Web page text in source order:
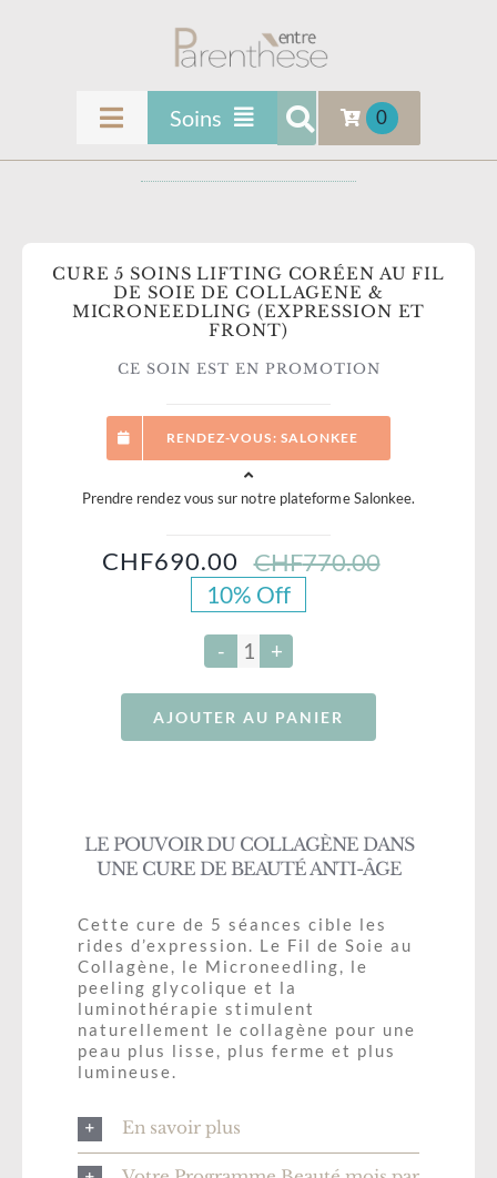
Toggle
Navigation
ENTRE PARENTHÈSE
Soins
Soins Femmes
Soins Visage
Beauté du Regard
Médecine Esthétique
Soins Mains et Pieds
Épilations
Maquillage Permanent
Bon Cadeau-Formations
Soins Corps
0
CURE 5 SOINS LIFTING CORÉEN AU FIL
DE SOIE DE COLLAGENE &
MICRONEEDLING (EXPRESSION ET
FRONT)
CE SOIN EST EN PROMOTION
RENDEZ-VOUS: SALONKEE
Prendre rendez vous sur notre plateforme Salonkee.
CHF770.00Le
CHF690.00
Le
10% Off
quantité
de
Cure
5
coréen
au
de
Soie
de
collagene
&
Microneedling
front)
AJOUTER AU PANIER
LE POUVOIR DU COLLAGÈNE DANS
UNE CURE DE BEAUTÉ ANTI-ÂGE
Cette cure de 5 séances cible les
rides d’expression. Le Fil de Soie au
Collagène, le Microneedling, le
peeling glycolique et la
luminothérapie stimulent
naturellement le collagène pour une
peau plus lisse, plus ferme et plus
lumineuse.
En savoir plus